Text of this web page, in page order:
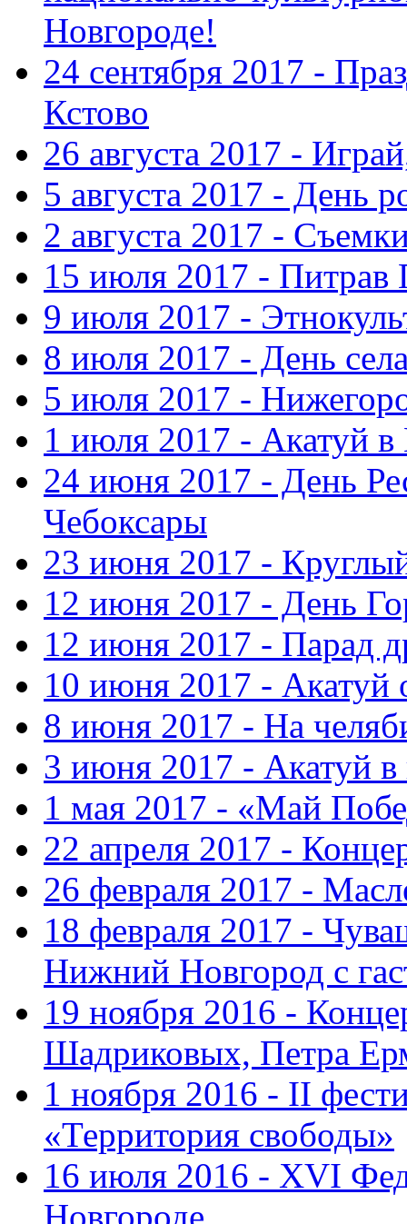
Новгороде!
24 сентября 2017 -
Кстово
26 августа 2017 -
5 августа 2017 - День
2 августа 2017 -
15 июля 2017 - Питрав
9 июля 2017 -
8 июля 2017 - День
5 июля 2017 -
1 июля 2017 - Акатуй
24 июня 2017 - День
Чебоксары
23 июня 2017 -
12 июня 2017 - День
12 июня 2017 - Парад
10 июня 2017 - Акатуй
8 июня 2017 - На
3 июня 2017 - Акатуй в
1 мая 2017 - «Май
22 апреля 2017 -
26 февраля 2017 -
18 февраля 2017 -
Нижний Новгород с
19 ноября 2016 -
Шадриковых, Петра
1 ноября 2016 - II
«Территория свободы»
16 июля 2016 - XVI
Новгороде